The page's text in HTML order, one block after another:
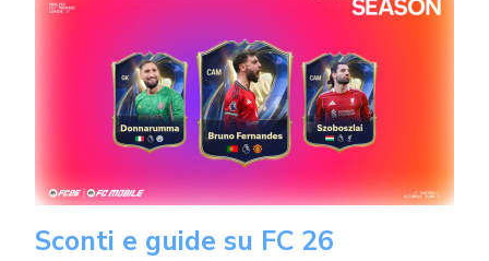
Sconti e guide su FC 26